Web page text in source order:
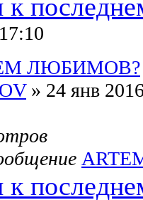
ЛЮБИМОВ?
» 24 янв